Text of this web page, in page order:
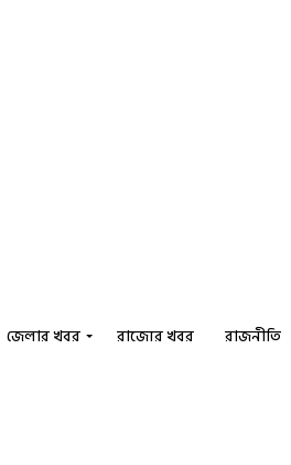
জেলার খবর রাজ্যের খবর রাজনীতি